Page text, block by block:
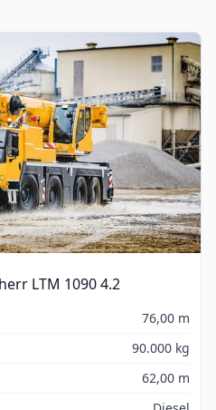
LTM 1090 4.2
76,00 m
90.000 kg
62,00 m